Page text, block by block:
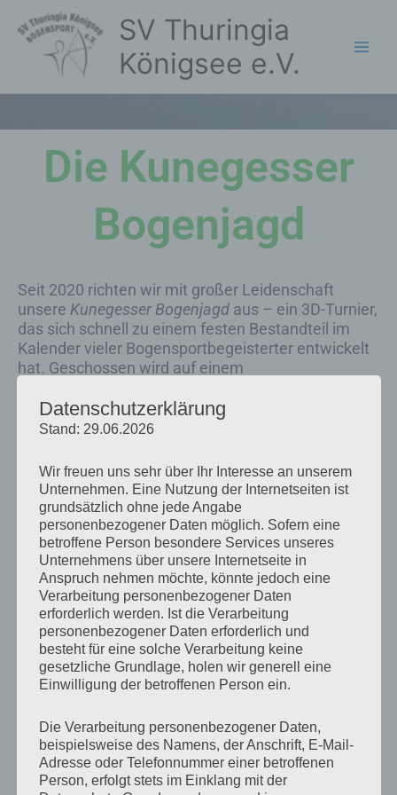
Inhalt
SV Thuringia
Königsee e.V.
Die Kunegesser
Bogenjagd
Seit 2020 richten wir mit großer Leidenschaft
unsere Kunegesser Bogenjagd aus – ein 3D-Turnier,
das sich schnell zu einem festen Bestandteil im
Kalender vieler Bogensportbegeisterter entwickelt
hat. Geschossen wird auf einem
der durch seine natürliche Umgebung und kreative
Zielstellungen jedes Jahr für Spannung und
sportlichen Anspruch mit familiärer Atmosphäre –
ideal für alle Klassen und Erfahrungsstufen. Die
Schützen erwartet eine liebevoll organisierte
Veranstaltung mit guter Verpflegung und fairer
Wertung. Wir sind stolz darauf, mit diesem Event
unsere Region und den Bogensport gleichermaßen
zu repräsentieren.
Datenschutzerklärung
Stand: 29.06.2026
Wir freuen uns sehr über Ihr Interesse an unserem
Unternehmen. Eine Nutzung der Internetseiten ist
grundsätzlich ohne jede Angabe
personenbezogener Daten möglich. Sofern eine
betroffene Person besondere Services unseres
Unternehmens über unsere Internetseite in
Anspruch nehmen möchte, könnte jedoch eine
Verarbeitung personenbezogener Daten
erforderlich werden. Ist die Verarbeitung
personenbezogener Daten erforderlich und
besteht für eine solche Verarbeitung keine
gesetzliche Grundlage, holen wir generell eine
Einwilligung der betroffenen Person ein.
Die Verarbeitung personenbezogener Daten,
beispielsweise des Namens, der Anschrift, E-Mail-
Adresse oder Telefonnummer einer betroffenen
Person, erfolgt stets im Einklang mit der